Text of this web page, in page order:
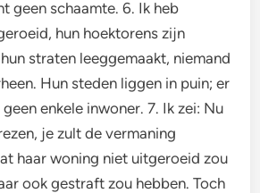
geen schaamte. 6. Ik heb
hun hoektorens zijn
straten leeggemaakt, niemand
Hun steden liggen in puin; er
enkele inwoner. 7. Ik zei: Nu
je zult de vermaning
haar woning niet uitgeroeid zou
ook gestraft zou hebben. Toch